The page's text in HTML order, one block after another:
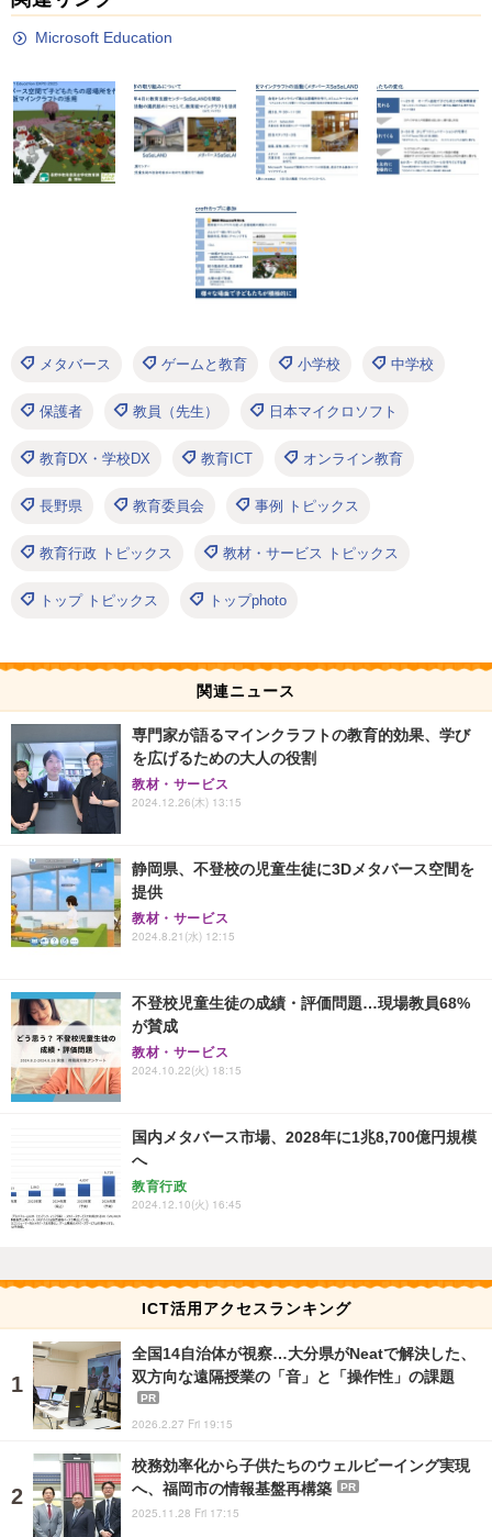
Microsoft Education
メタバース ゲームと教育 小学校 中学校
保護者 教員（先生） 日本マイクロソフト
教育DX・学校DX 教育ICT オンライン教育
長野県 教育委員会 事例 トピックス
教育行政 トピックス 教材・サービス トピックス
トップ トピックス トップphoto
関連ニュース
専門家が語るマインクラフトの教育的効果、学び
を広げるための大人の役割
教材・サービス
2024.12.26(木) 13:15
静岡県、不登校の児童生徒に3Dメタバース空間を
提供
教材・サービス
2024.8.21(水) 12:15
不登校児童生徒の成績・評価問題…現場教員68%
が賛成
教材・サービス
2024.10.22(火) 18:15
国内メタバース市場、2028年に1兆8,700億円規模
へ
教育行政
2024.12.10(火) 16:45
ICT活用アクセスランキング
全国14自治体が視察…大分県がNeatで解決した、
双方向な遠隔授業の「音」と「操作性」の課題
PR
2026.2.27 Fri 19:15
校務効率化から子供たちのウェルビーイング実現
へ、福岡市の情報基盤再構築
PR
2025.11.28 Fri 17:15